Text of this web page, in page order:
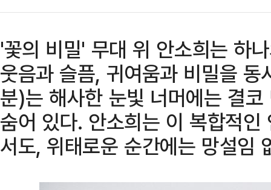
'꽃의 비밀' 무대 위 안소희는 하
웃음과 슬픔, 귀여움과 비밀을
분)는 해사한 눈빛 너머에는 결
숨어 있다. 안소희는 이 복합적
서도, 위태로운 순간에는 망설임